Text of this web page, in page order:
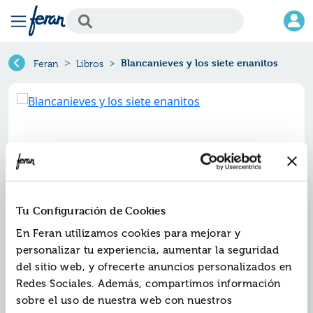
Tu Configuración de Cookies
En Feran utilizamos cookies para mejorar y
personalizar tu experiencia, aumentar la seguridad
del sitio web, y ofrecerte anuncios personalizados en
Redes Sociales. Además, compartimos información
sobre el uso de nuestra web con nuestros
Feran Libros Blancanieves y los siete enanitos
Blancanieves y los siete enanitos
Ref.ZSU-0849242
ISBN: 9788410849242